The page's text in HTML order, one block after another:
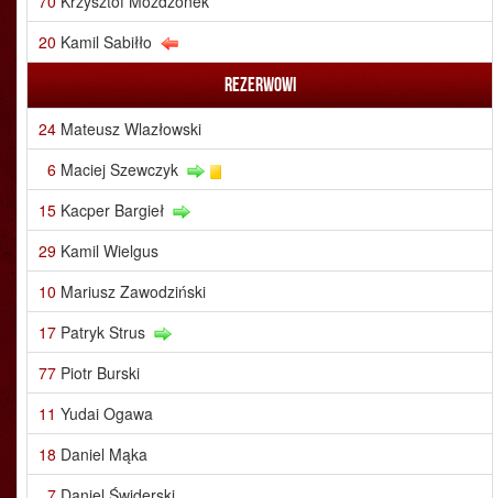
20 Kamil Sabiłło
Rezerwowi
24 Mateusz Wlazłowski
6 Maciej Szewczyk
15 Kacper Bargieł
29 Kamil Wielgus
10 Mariusz Zawodziński
17 Patryk Strus
77 Piotr Burski
11 Yudai Ogawa
18 Daniel Mąka